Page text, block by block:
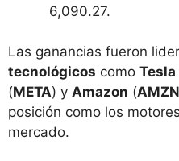
6,090.27.
Las ganancias fueron
tecnológicos como Tesla
(META) y Amazon (AMZN
posición como los
mercado.